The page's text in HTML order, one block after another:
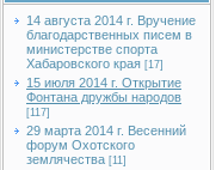
14 августа 2014 г. Вручение
благодарственных писем в
министерстве спорта
Хабаровского края [17]
15 июля 2014 г. Открытие
Фонтана дружбы народов
[117]
29 марта 2014 г. Весенний
форум Охотского
землячества [11]